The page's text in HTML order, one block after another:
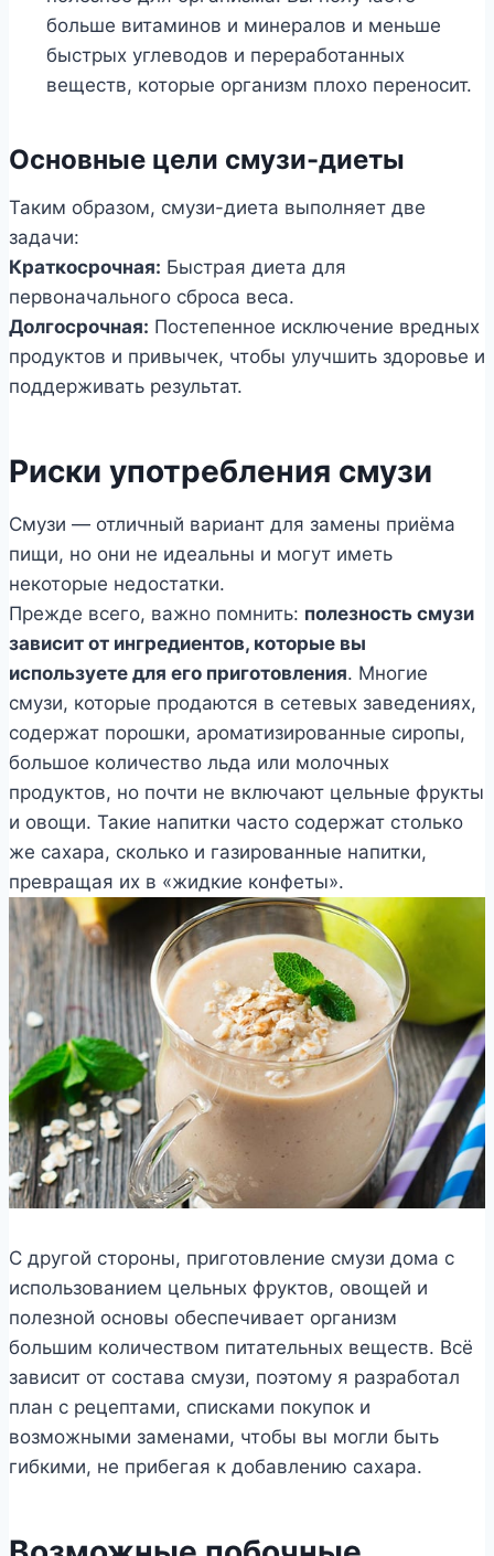
больше витаминов и минералов и меньше
быстрых углеводов и переработанных
веществ, которые организм плохо переносит.
Основные цели смузи-диеты
Таким образом, смузи-диета выполняет две
задачи:
Краткосрочная: Быстрая диета для
первоначального сброса веса.
Долгосрочная: Постепенное исключение вредных
продуктов и привычек, чтобы улучшить здоровье и
поддерживать результат.
Риски употребления смузи
Смузи — отличный вариант для замены приёма
пищи, но они не идеальны и могут иметь
некоторые недостатки.
Прежде всего, важно помнить: полезность смузи
зависит от ингредиентов, которые вы
используете для его приготовления. Многие
смузи, которые продаются в сетевых заведениях,
содержат порошки, ароматизированные сиропы,
большое количество льда или молочных
продуктов, но почти не включают цельные фрукты
и овощи. Такие напитки часто содержат столько
же сахара, сколько и газированные напитки,
превращая их в «жидкие конфеты».
С другой стороны, приготовление смузи дома с
использованием цельных фруктов, овощей и
полезной основы обеспечивает организм
большим количеством питательных веществ. Всё
зависит от состава смузи, поэтому я разработал
план с рецептами, списками покупок и
возможными заменами, чтобы вы могли быть
гибкими, не прибегая к добавлению сахара.